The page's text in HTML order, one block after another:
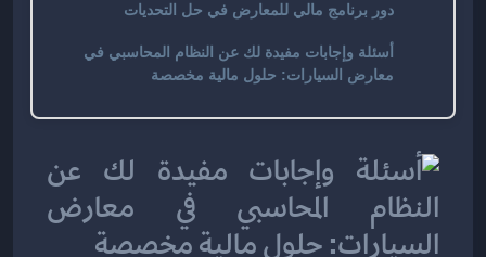
دور برنامج مالي للمعارض في حل التحديات
أسئلة وإجابات مفيدة لك عن النظام المحاسبي في
معارض السيارات: حلول مالية مخصصة